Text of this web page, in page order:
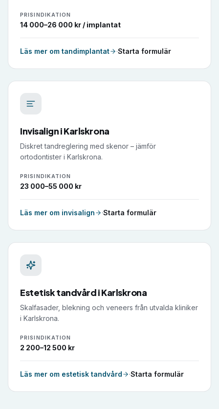
PRISINDIKATION
14 000–26 000 kr / implantat
Läs mer om tandimplantat ·Starta formulär
InvisaligniKarlskrona
Diskret tandreglering med skenor – jämför
ortodontister i Karlskrona.
PRISINDIKATION
23 000–55 000 kr
Läs mer om invisalign ·Starta formulär
Estetisk tandvårdiKarlskrona
Skalfasader, blekning och veneers från utvalda kliniker
i Karlskrona.
PRISINDIKATION
2 200–12 500 kr
Läs mer om estetisk tandvård ·Starta formulär